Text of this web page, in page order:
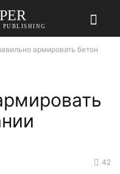
PUBLISHING
армировать бетон
42